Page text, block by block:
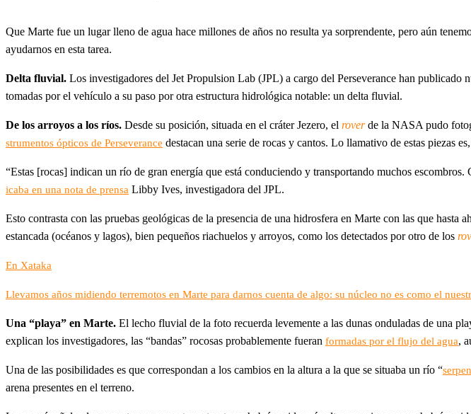
Que Marte fue un lugar lleno de agua hace millones de años no resulta ya sorprendente, pero aún
ayudarnos en esta tarea.
Delta fluvial. Los investigadores del Jet Propulsion Lab (JPL) a cargo del Perseverance han publicado
tomadas por el vehículo a su paso por otra estructura hidrológica notable: un delta fluvial.
De los arroyos a los ríos. Desde su posición, situada en el cráter Jezero, el roverde la NASA pudo
strumentos ópticos de Perseverance destacan una serie de rocas y cantos. Lo llamativo de estas piezas
“Estas [rocas] indican un río de gran energía que está conduciendo y transportando muchos
icaba en una nota de prensa Libby Ives, investigadora del JPL.
Esto contrasta con las pruebas geológicas de la presencia de una hidrosfera en Marte con las que
estancada (océanos y lagos), bien pequeños riachuelos y arroyos, como los detectados por otro de los
En Xataka
Llevamos años midiendo terremotos en Marte para darnos cuenta de algo: su núcleo no es como el
Una “playa” en Marte. El lecho fluvial de la foto recuerda levemente a las dunas onduladas de una
explican los investigadores, las “bandas” rocosas probablemente fueran formadas por el flujo del agua,
Una de las posibilidades es que correspondan a los cambios en la altura a la que se situaba un río “
arena presentes en el terreno.